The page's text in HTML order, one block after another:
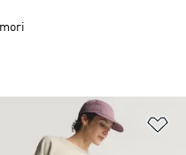
à la Liste de produits